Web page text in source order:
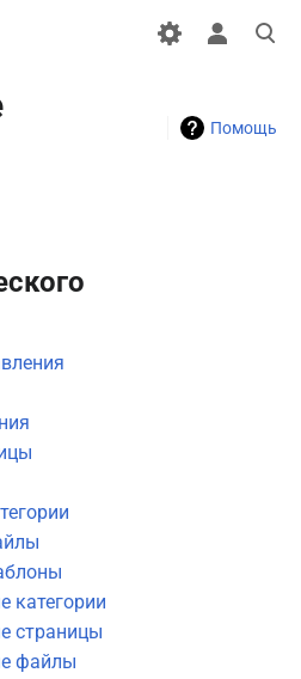
Открыть
поиск
Помощь
категории
страницы
файлы